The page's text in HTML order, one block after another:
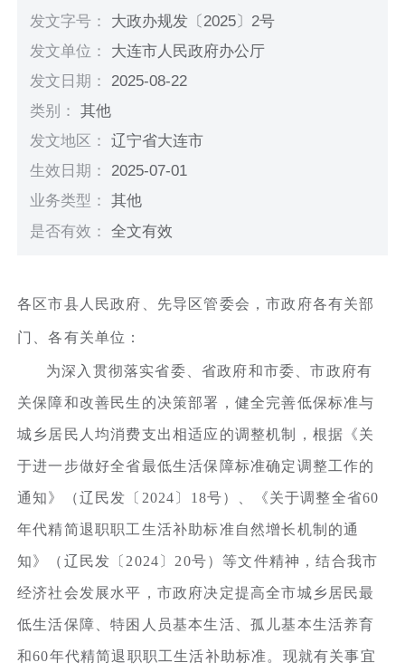
发文字号： 大政办规发〔2025〕2号
发文单位： 大连市人民政府办公厅
发文日期： 2025-08-22
类别：其他
发文地区：辽宁省大连市
生效日期： 2025-07-01
业务类型：其他
是否有效：全文有效
各区市县人民政府、先导区管委会，市政府各有关部
门、各有关单位：
为深入贯彻落实省委、省政府和市委、市政府有
关保障和改善民生的决策部署，健全完善低保标准与
城乡居民人均消费支出相适应的调整机制，根据《关
于进一步做好全省最低生活保障标准确定调整工作的
通知》（辽民发〔2024〕18号）、《关于调整全省60
年代精简退职职工生活补助标准自然增长机制的通
知》（辽民发〔2024〕20号）等文件精神，结合我市
经济社会发展水平，市政府决定提高全市城乡居民最
低生活保障、特困人员基本生活、孤儿基本生活养育
和60年代精简退职职工生活补助标准。现就有关事宜